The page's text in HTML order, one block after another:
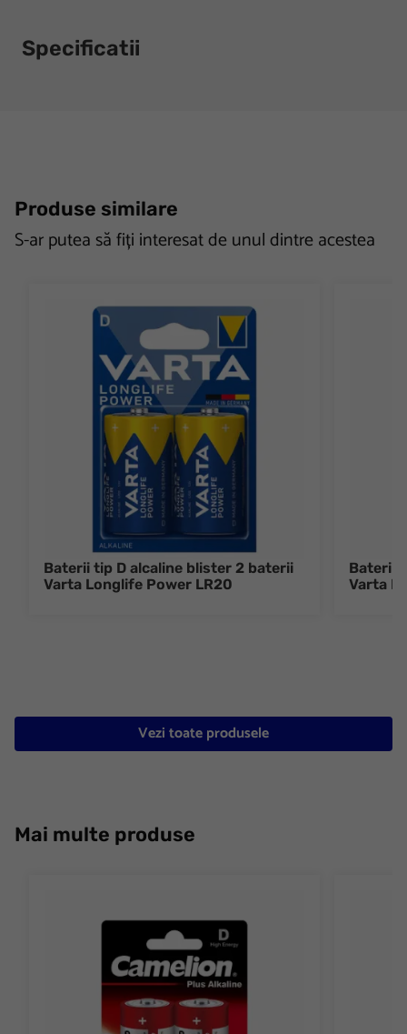
Specificatii
Produse similare
S-ar putea să fiți interesat de unul dintre acestea
Baterii tip D alcaline blister 2 baterii
Varta Longlife Power LR20
Baterii
Varta
Vezi toate produsele
Mai multe produse